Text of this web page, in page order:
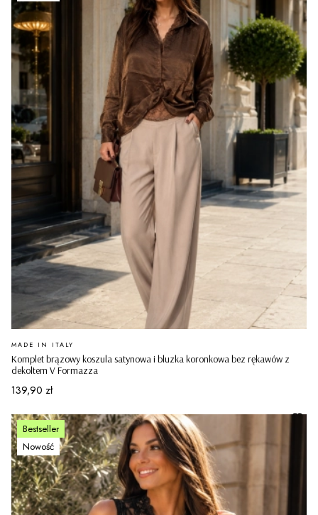
Komplet brązowy koszula satynowa i bluzka koronkowa bez rękawów z
dekoltem V Formazza
PRODUCENT
MADE IN ITALY
Cena
139,90 zł
Bestseller
Nowość